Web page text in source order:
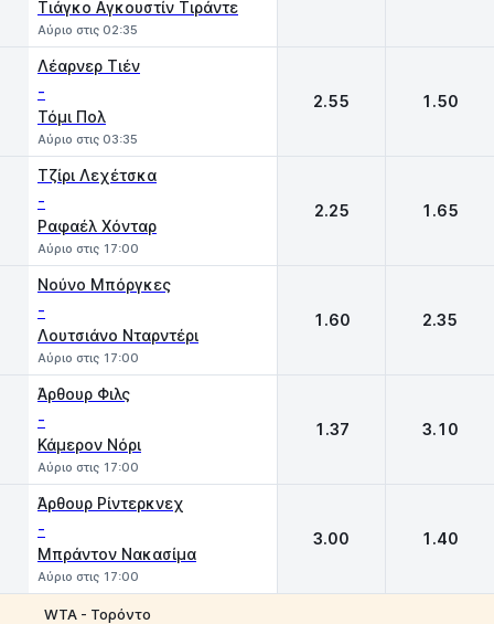
Τιάγκο Αγκουστίν Τιράντε
Αύριο στις 02:35
Λέαρνερ Τιέν
-
Τόμι Πολ
Αύριο στις 03:35
2.55 1.50
Τζίρι Λεχέτσκα
-
Ραφαέλ Χόνταρ
Αύριο στις 17:00
2.25 1.65
Νούνο Μπόργκες
-
Λουτσιάνο Νταρντέρι
Αύριο στις 17:00
1.60 2.35
Άρθουρ Φιλς
-
Κάμερον Νόρι
Αύριο στις 17:00
1.37 3.10
Άρθουρ Ρίντερκνεχ
-
Μπράντον Νακασίμα
Αύριο στις 17:00
3.00 1.40
WTA - Τορόντο